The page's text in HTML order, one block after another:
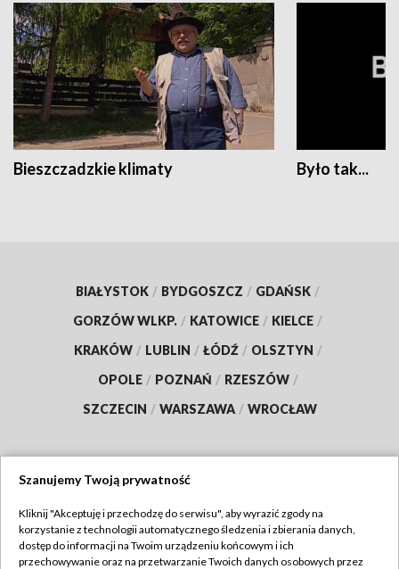
Bieszczadzkie klimaty Było tak...
BIAŁYSTOK / BYDGOSZCZ / GDAŃSK /
GORZÓW WLKP. / KATOWICE / KIELCE /
KRAKÓW / LUBLIN / ŁÓDŹ / OLSZTYN /
OPOLE / POZNAŃ / RZESZÓW /
SZCZECIN / WARSZAWA / WROCŁAW
TVP
Abonament TVP
Szanujemy Twoją prywatność
Kliknij "Akceptuję i przechodzę do serwisu", aby wyrazić zgody na
korzystanie z technologii automatycznego śledzenia i zbierania danych,
dostęp do informacji na Twoim urządzeniu końcowym i ich
przechowywanie oraz na przetwarzanie Twoich danych osobowych przez